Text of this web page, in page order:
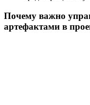
Почему важно
артефактами в